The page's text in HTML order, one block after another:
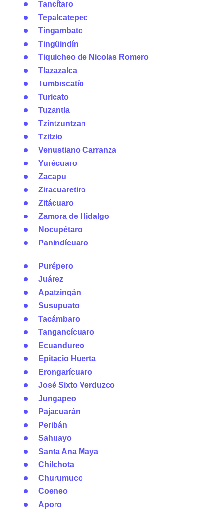
Tancítaro
Tepalcatepec
Tingambato
Tingüindín
Tiquicheo de Nicolás Romero
Tlazazalca
Tumbiscatío
Turicato
Tuzantla
Tzintzuntzan
Tzitzio
Venustiano Carranza
Yurécuaro
Zacapu
Ziracuaretiro
Zitácuaro
Zamora de Hidalgo
Nocupétaro
Panindícuaro
Purépero
Juárez
Apatzingán
Susupuato
Tacámbaro
Tangancícuaro
Ecuandureo
Epitacio Huerta
Erongarícuaro
José Sixto Verduzco
Jungapeo
Pajacuarán
Peribán
Sahuayo
Santa Ana Maya
Chilchota
Churumuco
Coeneo
Aporo